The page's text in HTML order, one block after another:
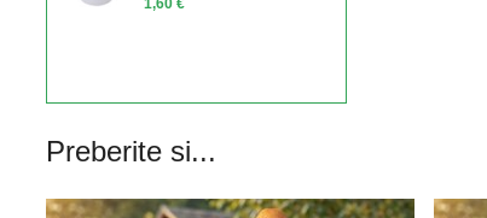
1,60 €
Preberite si...